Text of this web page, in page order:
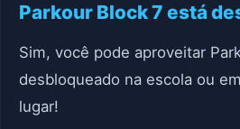
Parkour Block 7 está
Sim, você pode aproveitar
desbloqueado na escola ou
lugar!